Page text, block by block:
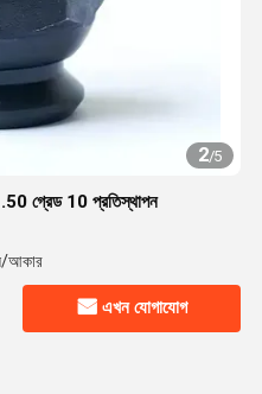
2/5
গ্রেড 10 প্রতিস্থাপন
আকার
এখন যোগাযোগ